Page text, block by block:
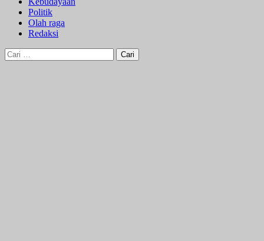
Politik
Olah raga
Redaksi
Cari
untuk: